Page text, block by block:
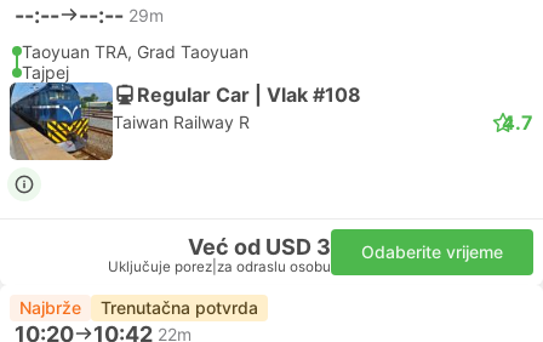
--:-- --:-- 29m
Taoyuan TRA, Grad Taoyuan
Tajpej
Regular Car | Vlak #108
Taiwan Railway R 4.7
Već od USD 3
Uključuje porez za odraslu osobu
Odaberite vrijeme
Najbrže Trenutačna potvrda
10:20 10:42 22m